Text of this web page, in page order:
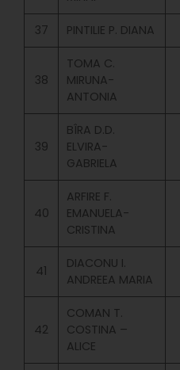
37 PINTILIE P. DIANA
38
TOMA C.
MIRUNA-
ANTONIA
39
BÎRA D.D.
ELVIRA-
GABRIELA
40
ARFIRE F.
EMANUELA-
CRISTINA
41
DIACONU I.
ANDREEA MARIA
42
COMAN T.
COSTINA –
ALICE